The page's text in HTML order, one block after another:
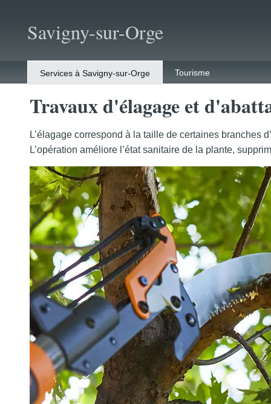
Savigny-sur-Orge
Services à Savigny-sur-Orge Tourisme
Travaux d'élagage et
L’élagage correspond à la taille de certaines branches
L’opération améliore l’état sanitaire de la plante,